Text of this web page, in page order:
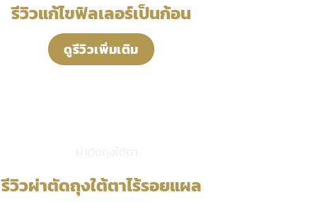
รีวิวแก้ไขฟิลเลอร์เป็นก้อน
ดูรีวิวเพิ่มเติม
รีวิวผ่าตัดถุงใต้ตาไร้รอยแผล